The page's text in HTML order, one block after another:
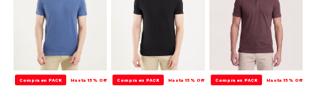
Compra en PACK Hasta 15% Off Compra en PACK Hasta 15% Off Compra en PACK Hasta 15% Off